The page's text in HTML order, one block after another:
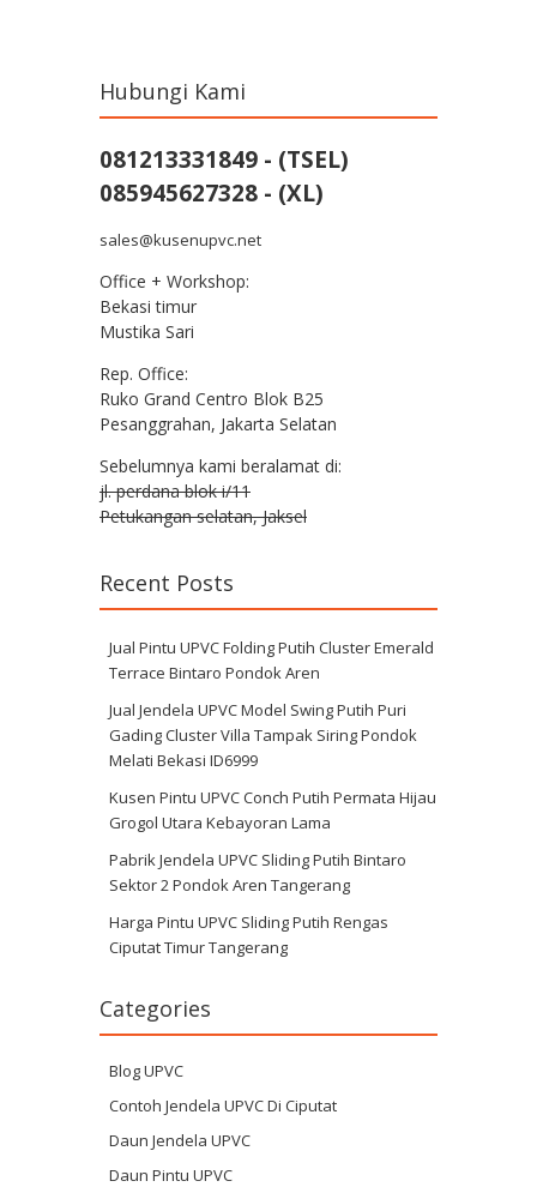
Hubungi Kami
081213331849 - (TSEL)
085945627328 - (XL)
sales@kusenupvc.net
Office + Workshop:
Bekasi timur
Mustika Sari
Rep. Office:
Ruko Grand Centro Blok B25
Pesanggrahan, Jakarta Selatan
Sebelumnya kami beralamat di:
jl. perdana blok i/11
Petukangan selatan, Jaksel
Recent Posts
Jual Pintu UPVC Folding Putih Cluster Emerald
Terrace Bintaro Pondok Aren
Jual Jendela UPVC Model Swing Putih Puri
Gading Cluster Villa Tampak Siring Pondok
Melati Bekasi ID6999
Kusen Pintu UPVC Conch Putih Permata Hijau
Grogol Utara Kebayoran Lama
Pabrik Jendela UPVC Sliding Putih Bintaro
Sektor 2 Pondok Aren Tangerang
Harga Pintu UPVC Sliding Putih Rengas
Ciputat Timur Tangerang
Categories
Blog UPVC
Contoh Jendela UPVC Di Ciputat
Daun Jendela UPVC
Daun Pintu UPVC